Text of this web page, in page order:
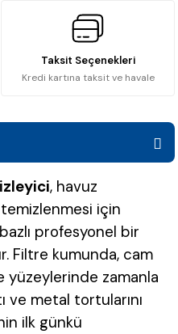
Taksit Seçenekleri
Kredi kartına taksit ve havale
, havuz
için
profesyonel bir
Filtre kumunda, cam
yüzeylerinde zamanla
ve metal tortularını
ilk günkü